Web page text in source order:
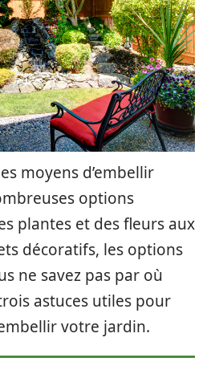
moyens d’embellir
options
plantes et des fleurs aux
décoratifs, les options
ne savez pas par où
astuces utiles pour
votre jardin.